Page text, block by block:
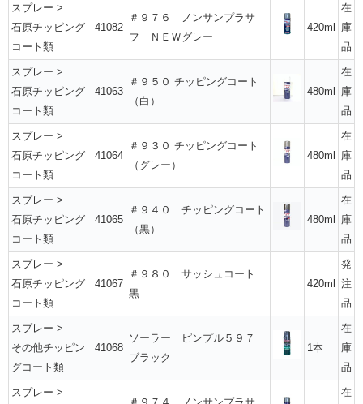
スプレー >
石原チッピング
コート類
41082
＃９７６ ノンサンプラサ
フ ＮＥＷグレー
420ml
在
庫
品
スプレー >
石原チッピング
コート類
41063
＃９５０ チッピングコート
（白）
480ml
在
庫
品
スプレー >
石原チッピング
コート類
41064
＃９３０ チッピングコート
（グレー）
480ml
在
庫
品
スプレー >
石原チッピング
コート類
41065
＃９４０ チッピングコート
（黒）
480ml
在
庫
品
スプレー >
石原チッピング
コート類
41067
＃９８０ サッシュコート
黒
420ml
発
注
品
スプレー >
その他チッピン
グコート類
41068
ソーラー ピンプル５９７
ブラック
1本
在
庫
品
スプレー >
在